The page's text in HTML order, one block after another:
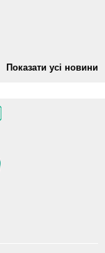
Показати усі новини